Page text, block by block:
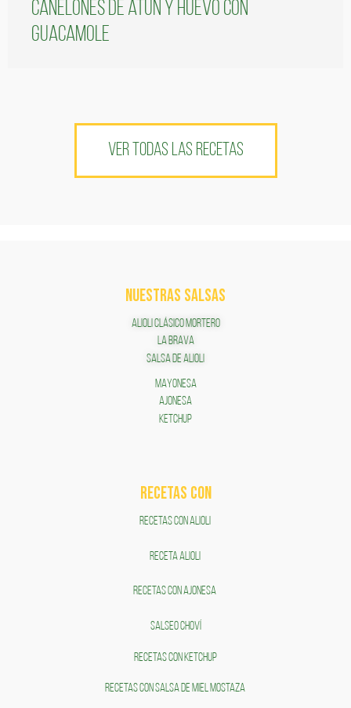
Canelones de atún y huevo con
guacamole
VER TODAS LAS RECETAS
NUESTRAS SALSAS
ALIOLI CLÁSICO MORTERO
LA BRAVA
SALSA DE ALIOLI
MAYONESA
AJONESA
KETCHUP
RECETAS COn
RECETAS CON ALIOLI
RECETA ALIOLI
RECETAS CON AJONESA
SALSEO CHOVÍ
RECETAS CON KETCHUP
RECETAS CON SALSA DE MIEL MOSTAZA